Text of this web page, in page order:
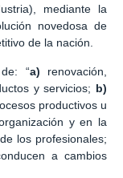
mediante la
novedosa de
de la nación.
“a) renovación,
y servicios; b)
productivos u
y en la
los profesionales;
a cambios